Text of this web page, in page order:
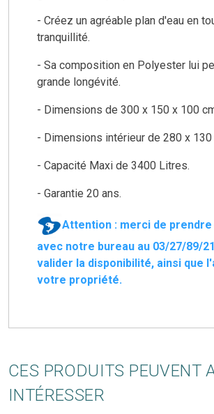
- Créez un agréable plan d'eau en
tranquillité.
- Sa composition en Polyester lui
grande longévité.
- Dimensions de 300 x 150 x 100
- Dimensions intérieur de 280 x 130
- Capacité Maxi de 3400 Litres.
- Garantie 20 ans.
Attention : merci de
avec notre bureau au 03/27/89/
valider la disponibilité, ainsi que
votre propriété.
CES PRODUITS PEUVENT
INTÉRESSER